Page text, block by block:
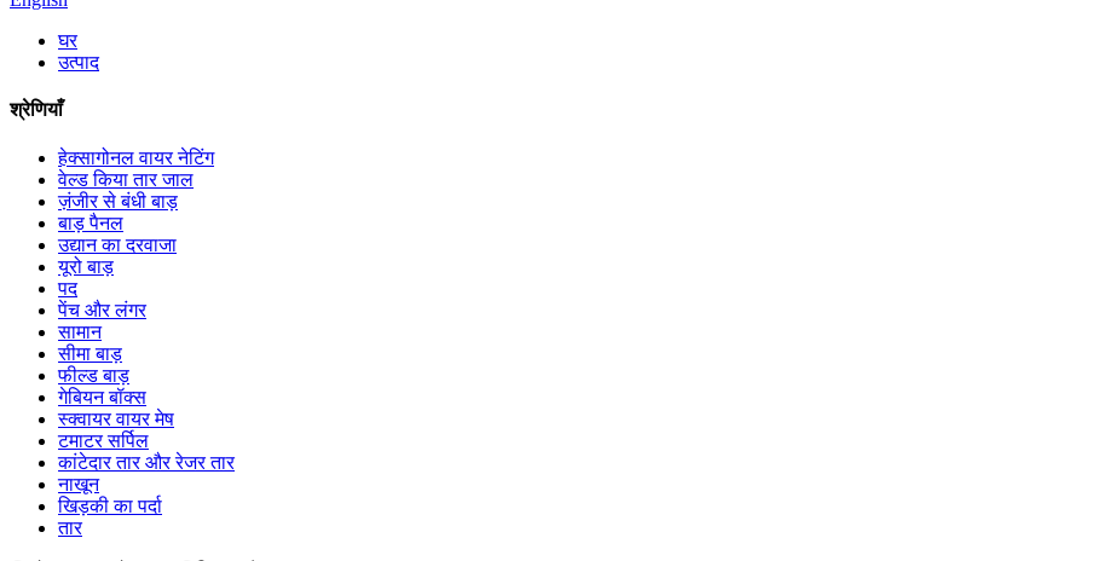
घर
उत्पाद
श्रेणियाँ
हेक्सागोनल वायर नेटिंग
वेल्ड किया तार जाल
ज़ंजीर से बंधी बाड़
बाड़ पैनल
उद्यान का दरवाजा
यूरो बाड़
पद
पेंच और लंगर
सामान
सीमा बाड़
फील्ड बाड़
गेबियन बॉक्स
स्क्वायर वायर मेष
टमाटर सर्पिल
कांटेदार तार और रेजर तार
नाखून
खिड़की का पर्दा
तार